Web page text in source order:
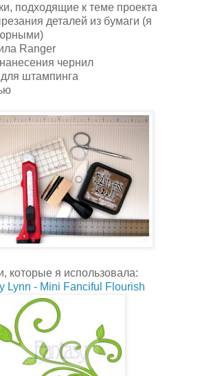
подходящие к теме проекта
деталей из бумаги (я
Ranger
чернил
штампинга
которые я использовала:
Lynn - Mini Fanciful Flourish